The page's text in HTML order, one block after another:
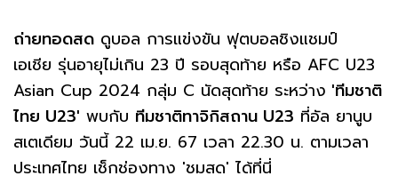
ถ่ายทอดสด ดูบอล การแข่งขัน ฟุตบอลชิงแชมป์
เอเชีย รุ่นอายุไม่เกิน 23 ปี รอบสุดท้าย หรือ AFC U23
Asian Cup 2024 กลุ่ม C นัดสุดท้าย ระหว่าง 'ทีมชาติ
ไทย U23' พบกับ ทีมชาติทาจิกิสถาน U23 ที่อัล ยานูบ
สเตเดียม วันนี้ 22 เม.ย. 67 เวลา 22.30 น. ตามเวลา
ประเทศไทย เช็กช่องทาง 'ชมสด' ได้ที่นี่